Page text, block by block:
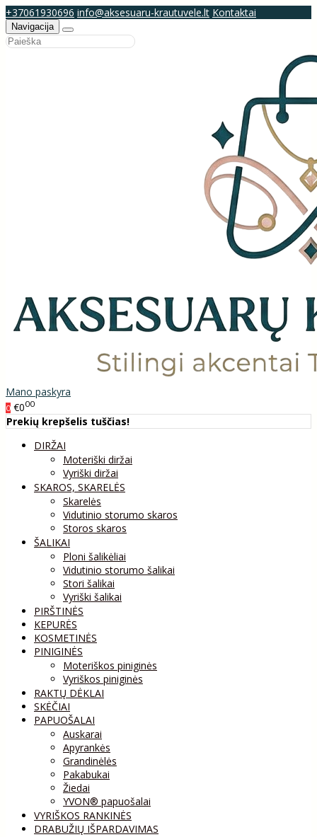
+37061930696 info@aksesuaru-krautuvele.lt Kontaktai
Navigacija
Mano paskyra
0 €000
Prekių krepšelis tuščias!
DIRŽAI
Moteriški diržai
Vyriški diržai
SKAROS, SKARELĖS
Skarelės
Vidutinio storumo skaros
Storos skaros
ŠALIKAI
Ploni šalikėliai
Vidutinio storumo šalikai
Stori šalikai
Vyriški šalikai
PIRŠTINĖS
KEPURĖS
KOSMETINĖS
PINIGINĖS
Moteriškos piniginės
Vyriškos piniginės
RAKTŲ DĖKLAI
SKĖČIAI
PAPUOŠALAI
Auskarai
Apyrankės
Grandinėlės
Pakabukai
Žiedai
YVON® papuošalai
VYRIŠKOS RANKINĖS
DRABUŽIŲ IŠPARDAVIMAS